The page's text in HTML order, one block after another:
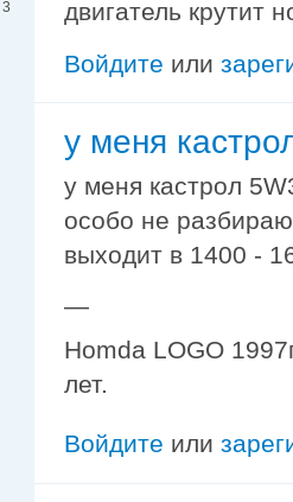
3
двигатель крутит
Войдите или
у меня
у меня кастрол
особо не
выходит в 1400 -
—
Homda LOGO
лет.
Войдите или